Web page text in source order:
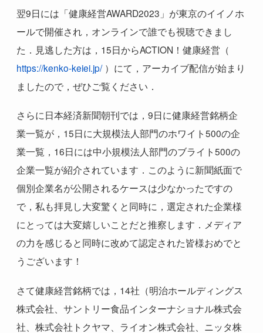
翌9日には「健康経営AWARD2023 」が東京のイイノホ
ールで開催され，オンラインで誰でも視聴できまし
た．見逃した方は， 15日からACTION ！健康経営（
https://kenko-keiei.jp/ ）にて，アーカイブ配信が始まり
ましたので，ぜひご覧ください．
さらに日本経済新聞朝刊では， 9日に健康経営銘柄企
業一覧が， 15日に大規模法人部門のホワイト500の企
業一覧， 16日には中小規模法人部門のブライト500の
企業一覧が紹介されています．このように新聞紙面で
個別企業名が公開されるケースは少なかったですの
で，私も拝見し大変驚くと同時に，選定された企業様
にとっては大変嬉しいことだと推察します．メディア
の力を感じると同時に改めて認定された皆様おめでと
うございます！
さて健康経営銘柄では， 14社（明治ホールディングス
株式会社、サントリー食品インターナショナル株式会
社、株式会社トクヤマ、ライオン株式会社、ニッタ株